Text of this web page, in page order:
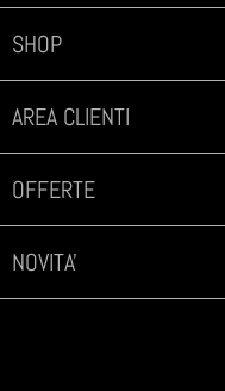
SHOP
AREA CLIENTI
OFFERTE
NOVITA'